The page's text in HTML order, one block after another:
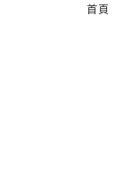
首頁